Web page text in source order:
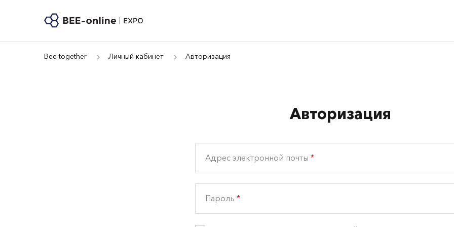
Bee-together Личный кабинет Авторизация
Авторизация
Адрес электронной почты *
Пароль *